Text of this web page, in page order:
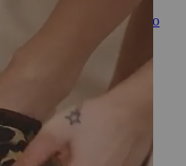
мужчинах для лучшего